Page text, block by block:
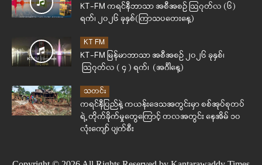
KT-FM ကရင်နီဘာသာ အစီအစဉ် ဩဂုတ်လ (၆)
ရက်၊ ၂၀၂၆ ခုနှစ်(ကြာသပတေးနေ့)
KT FM
KT-FM မြန်မာဘာသာ အစီအစဉ် ၂၀၂၆ ခုနှစ်၊
ဩဂုတ်လ ( ၄ ) ရက်၊ (အင်္ဂါနေ့)
သတင်း
ကရင်နီပြည်နဲ့ ကယန်းဒေသအတွင်းမှာ စစ်အုပ်စုတပ်
ရဲ့ တိုက်ခိုက်မှုတွေကြောင့် တလအတွင်း နေအိမ် ၁၀
လုံးကျော် ပျက်စီး